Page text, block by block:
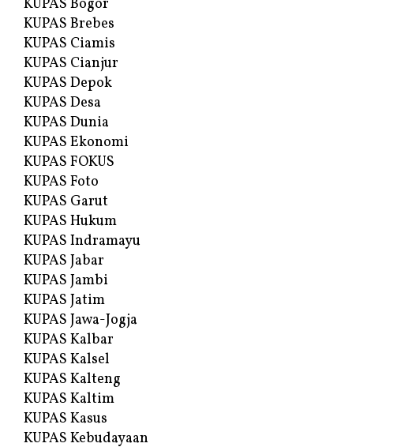
KUPAS Bogor
KUPAS Brebes
KUPAS Ciamis
KUPAS Cianjur
KUPAS Depok
KUPAS Desa
KUPAS Dunia
KUPAS Ekonomi
KUPAS FOKUS
KUPAS Foto
KUPAS Garut
KUPAS Hukum
KUPAS Indramayu
KUPAS Jabar
KUPAS Jambi
KUPAS Jatim
KUPAS Jawa-Jogja
KUPAS Kalbar
KUPAS Kalsel
KUPAS Kalteng
KUPAS Kaltim
KUPAS Kasus
KUPAS Kebudayaan